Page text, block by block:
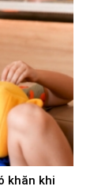
khăn khi